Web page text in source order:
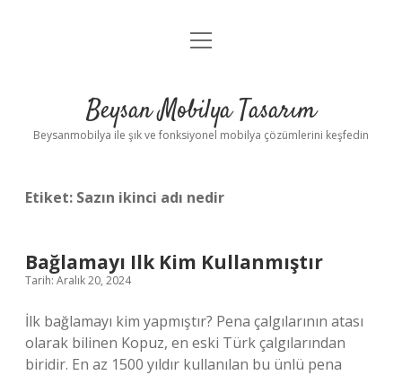
Anasayfa
Yasal Uyarı
menüyü
Beysan Mobilya Tasarım
Beysanmobilya ile şık ve fonksiyonel mobilya çözümlerini keşfedin
Etiket: Sazın ikinci adı nedir
Bağlamayı Ilk Kim Kullanmıştır
Tarih: Aralık 20, 2024
İlk bağlamayı kim yapmıştır? Pena çalgılarının atası
olarak bilinen Kopuz, en eski Türk çalgılarından
biridir. En az 1500 yıldır kullanılan bu ünlü pena